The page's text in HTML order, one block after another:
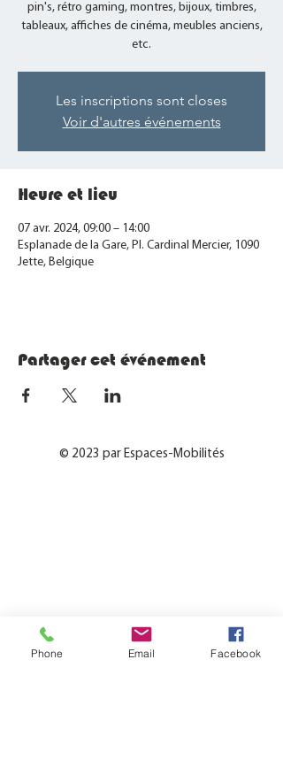
pin's, rétro gaming, montres, bijoux, timbres,
tableaux, affiches de cinéma, meubles anciens,
etc.
Les inscriptions sont closes
Voir d'autres événements
Heure et lieu
07 avr. 2024, 09:00 – 14:00
Esplanade de la Gare, Pl. Cardinal Mercier, 1090
Jette, Belgique
Partager cet événement
© 2023 par Espaces-Mobilités
Phone Email Facebook